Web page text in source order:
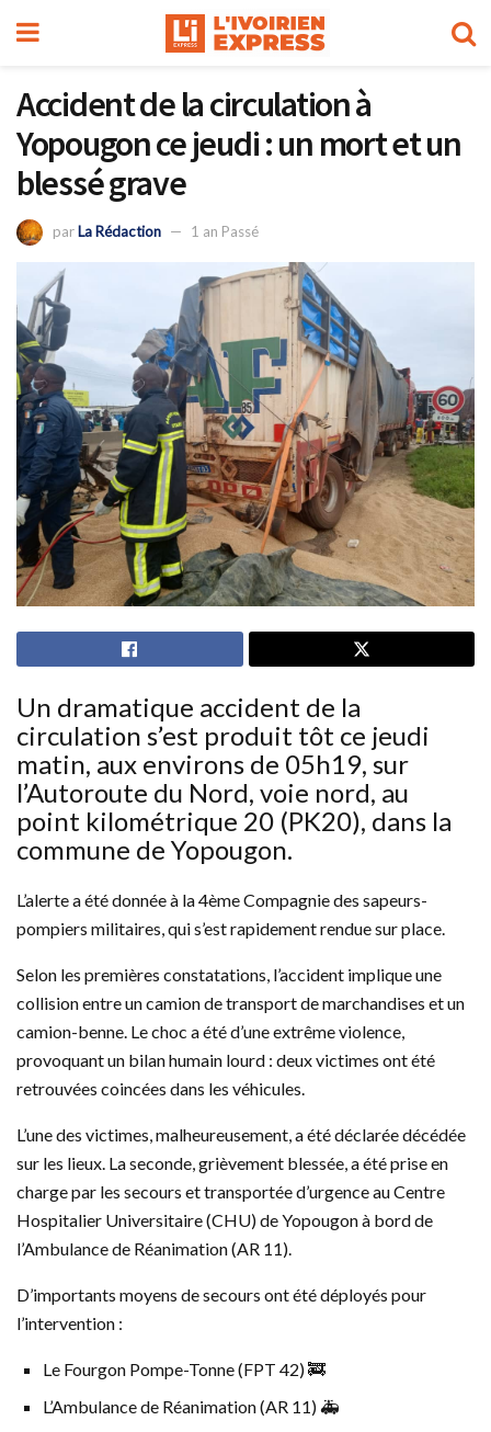
Accident de la circulation à
Yopougon ce jeudi : un mort et un
blessé grave
parLa Rédaction 1 an Passé
Un dramatique accident de la
circulation s’est produit tôt ce jeudi
matin, aux environs de 05h19, sur
l’Autoroute du Nord, voie nord, au
point kilométrique 20 (PK20), dans la
commune de Yopougon.
L’alerte a été donnée à la 4ème Compagnie des sapeurs-
pompiers militaires, qui s’est rapidement rendue sur place.
Selon les premières constatations, l’accident implique une
collision entre un camion de transport de marchandises et un
camion-benne. Le choc a été d’une extrême violence,
provoquant un bilan humain lourd : deux victimes ont été
retrouvées coincées dans les véhicules.
L’une des victimes, malheureusement, a été déclarée décédée
sur les lieux. La seconde, grièvement blessée, a été prise en
charge par les secours et transportée d’urgence au Centre
Hospitalier Universitaire (CHU) de Yopougon à bord de
l’Ambulance de Réanimation (AR 11).
D’importants moyens de secours ont été déployés pour
l’intervention :
Le Fourgon Pompe-Tonne (FPT 42) 🚒
L’Ambulance de Réanimation (AR 11) 🚑